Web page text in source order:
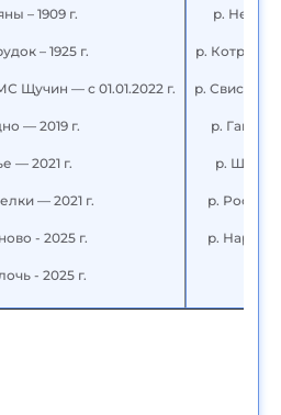
– 1909 г.
– 1925 г.
Щучин — с 01.01.2022 г.
— 2019 г.
— 2021 г.
— 2021 г.
- 2025 г.
- 2025 г.
р. Неман
р. Котра —
р.
р. Гавья
р. Щара
р. Россь
р. Нарев